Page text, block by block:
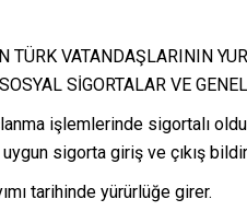
TÜRK VATANDAŞLARININ
SİGORTALAR VE
işlemlerinde sigortalı
uygun sigorta giriş ve çıkış
tarihinde yürürlüğe girer.